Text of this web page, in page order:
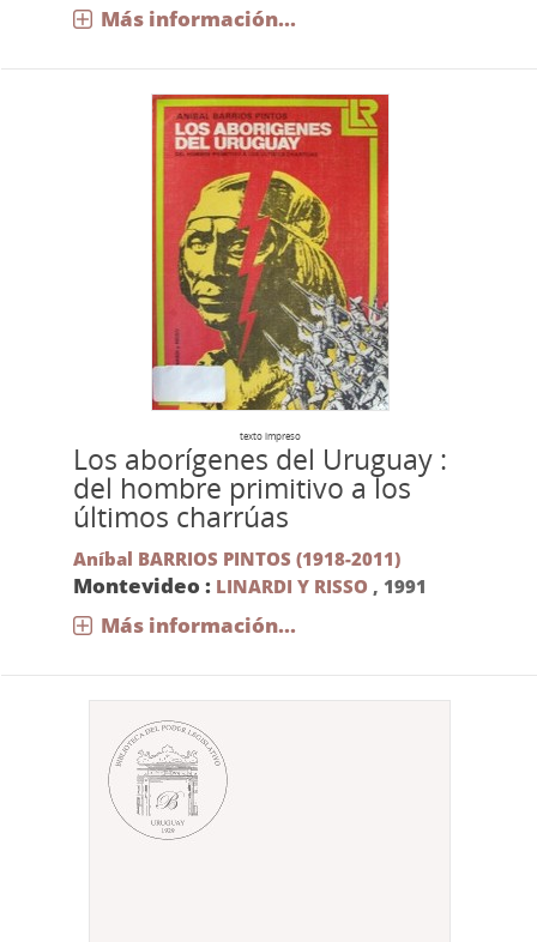
Más información...
texto impreso
Los aborígenes del Uruguay :
del hombre primitivo a los
últimos charrúas
Aníbal BARRIOS PINTOS (1918-2011)
Montevideo : LINARDI Y RISSO , 1991
Más información...